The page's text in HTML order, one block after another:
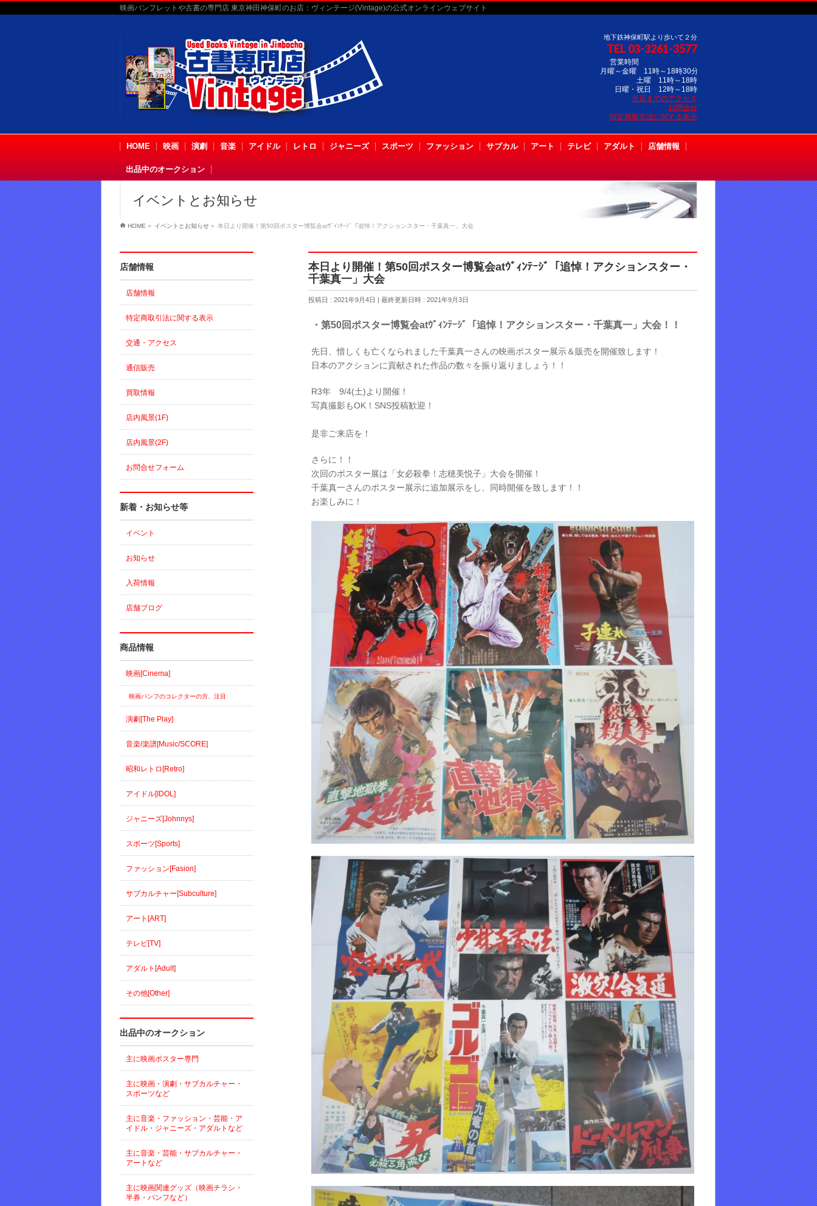
映画パンフレットや古書の専門店 東京神田神保町のお店：ヴィンテージ(Vintage)の公式オンラインウェブサイト
地下鉄神保町駅より歩いて２分
TEL 03-3261-3577
営業時間
月曜～金曜 11時～18時30分
土曜 11時～18時
日曜・祝日 12時～18時
当店までのアクセス
お問合せ
特定商取引法に関する表示
HOME 映画 演劇 音楽 アイドル レトロ ジャニーズ スポーツ ファッション サブカル アート テレビ アダルト 店舗情報
出品中のオークション
イベントとお知らせ
HOME » イベントとお知らせ » 本日より開催！第50回ポスター博覧会atｳﾞｨﾝﾃｰｼﾞ「追悼！アクションスター・千葉真一」大会
本日より開催！第50回ポスター博覧会atｳﾞｨﾝﾃｰｼﾞ「追悼！アクションスター・
千葉真一」大会
投稿日 : 2021年9月4日 最終更新日時 : 2021年9月3日
・第50回ポスター博覧会atｳﾞｨﾝﾃｰｼﾞ「追悼！アクションスター・千葉真一」大会 ！ ！
先日、惜しくも亡くなられました千葉真一さんの映画ポスター展示＆販売を開催致します！
日本のアクションに貢献された作品の数々を振り返りましょう！！
R3年 9/4(土)より開催！
写真撮影もOK！SNS投稿歓迎！
是非ご来店を！
さらに！！
次回のポスター展は「女必殺拳！志穂美悦子」大会を開催！
千葉真一さんのポスター展示に追加展示をし、同時開催を致します！！
お楽しみに！
店舗情報
店舗情報
特定商取引法に関する表示
交通・アクセス
通信販売
買取情報
店内風景(1F)
店内風景(2F)
お問合せフォーム
新着・お知らせ等
イベント
お知らせ
入荷情報
店舗ブログ
商品情報
映画[Cinema]
映画パンフのコレクターの方、注目
演劇[The Play]
音楽/楽譜[Music/SCORE]
昭和レトロ[Retro]
アイドル[IDOL]
ジャニーズ[Johnnys]
スポーツ[Sports]
ファッション[Fasion]
サブカルチャー[Subculture]
アート[ART]
テレビ[TV]
アダルト[Adult]
その他[Other]
出品中のオークション
主に映画ポスター専門
主に映画・演劇・サブカルチャー・
スポーツなど
主に音楽・ファッション・芸能・ア
イドル・ジャニーズ・アダルトなど
主に音楽・芸能・サブカルチャー・
アートなど
主に映画関連グッズ（映画チラシ・
半券・パンフなど）